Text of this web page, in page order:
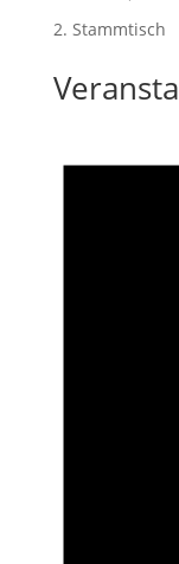
Stammtisch